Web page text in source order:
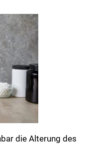
die Alterung des